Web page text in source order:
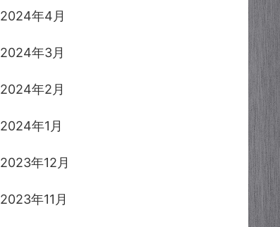
2024年4月
2024年3月
2024年2月
2024年1月
2023年12月
2023年11月